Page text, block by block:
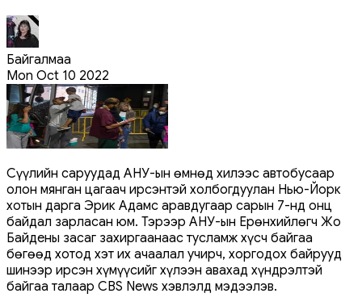
Байгалмаа
Mon Oct 10 2022
Сүүлийн саруудад АНУ-ын өмнөд хилээс автобусаар
олон мянган цагаач ирсэнтэй холбогдуулан Нью-Йорк
хотын дарга Эрик Адамс аравдугаар сарын 7-нд онц
байдал зарласан юм. Тэрээр АНУ-ын Ерөнхийлөгч Жо
Байдены засаг захиргаанаас тусламж хүсч байгаа
бөгөөд хотод хэт их ачаалал учирч, хоргодох байрууд
шинээр ирсэн хүмүүсийг хүлээн авахад хүндрэлтэй
байгаа талаар CBS News хэвлэлд мэдээлэв.